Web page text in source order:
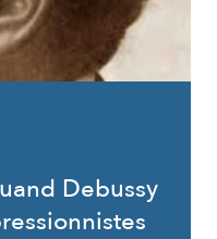
Debussy